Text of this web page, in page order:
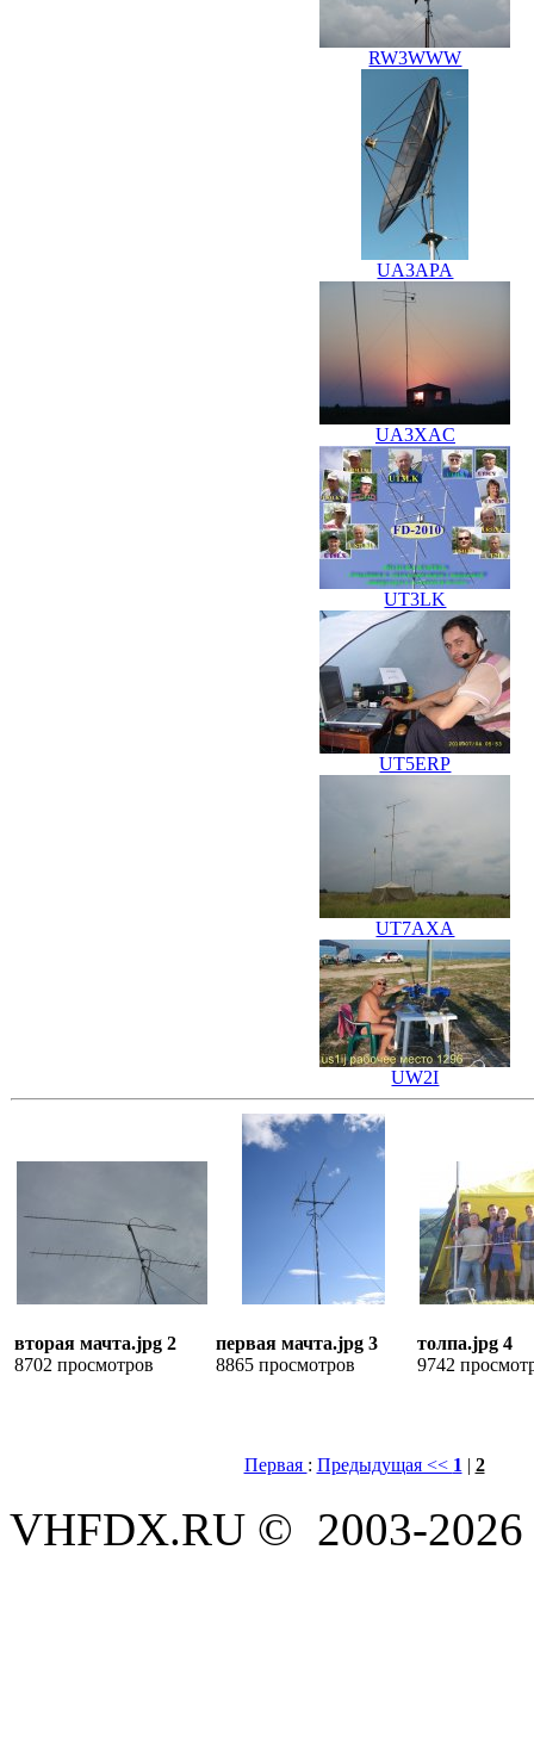
RW3WWW
UA3APA
UA3XAC
UT3LK
UT5ERP
UT7AXA
UW2I
вторая мачта.jpg 2
8702 просмотров
первая мачта.jpg 3
8865 просмотров
толпа.jpg 4
9742
Первая : Предыдущая << 1 | 2
VHFDX.RU © 2003-2026